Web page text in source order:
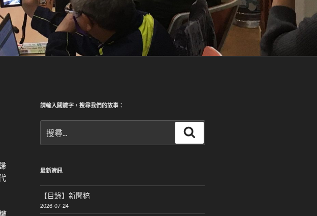
請輸入關鍵字，搜尋我們的故事：
尋
關
字:
尋
最新資訊
【目錄】新聞稿
2026-07-24